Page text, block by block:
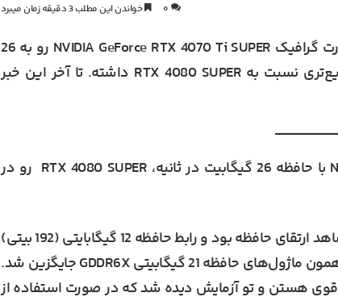
۰ خواندن این مطلب 3 دقیقه زمان میبرد
افراد تیم TecLab و Paulo Gomes سرعت حافظه کارت گرافیک NVIDIA GeForce RTX 4070 Ti SUPER رو به 26
گیگابیت بر ثانیه رسوندن که در نهایت عملکرد سریع‌تری نسبت به RTX 4080 SUPER داشته. تا آخر این خبر
کارت گرافیک NVIDIA GeForce RTX 4070 Ti SUPER با حافظه 26 گیگابیت در ثانیه، RTX 4080 SUPER رو در
کارت گرافیک GeForce RTX 4070 Ti هنگام عرضه شاهد ارتقای حافظه بود و رابط حافظه 12 گیگابایتی (192 بیتی)
رو با یک رابط 16 گیگابایتی (256 بیتی) با استفاده از همون ماژول‌های حافظه 21 گیگابیتی GDDR6X جایگزین شد.
این ماژول‌های حافظه دارای برخی از قابلیت‌های OC قوی هستن و تو آزمایش دیده شد که در صورت استفاده از